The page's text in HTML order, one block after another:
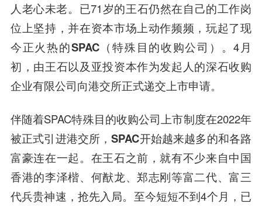
人老心未老。已71岁的王石仍然在自己的工作岗
位上坚持，并在资本市场上动作频频，玩起了现
今正火热的SPAC（特殊目的收购公司）
。4月
初，由王石以及亚投资本作为发起人的深石收购
企业有限公司向港交所正式递交上市申请。
伴随着SPAC特殊目的收购公司上市制度在2022年
被正式引进港交所，SPAC开始越来越多的和各路
富豪连在一起。 在王石之前，就有不少来自中国
香港的李泽楷、何猷龙、郑志刚等富二代、富三
代兵贵神速，抢先入局。至今短短不到4个月，已